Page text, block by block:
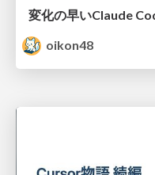
変化の早いClaude
oikon48